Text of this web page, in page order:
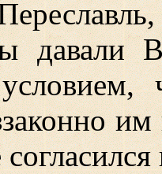
давали